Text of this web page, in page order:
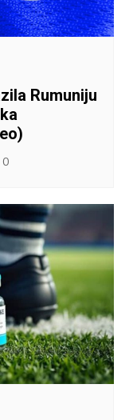
Rumuniju
0